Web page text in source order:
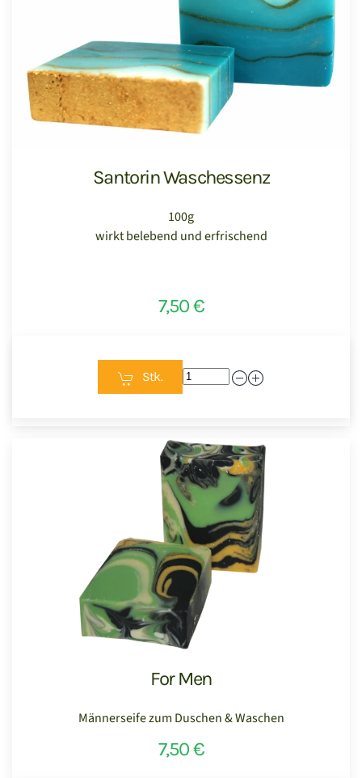
Santorin Waschessenz
100g
wirkt belebend und erfrischend
7,50 €
Stk.
For Men
Männerseife zum Duschen & Waschen
7,50 €